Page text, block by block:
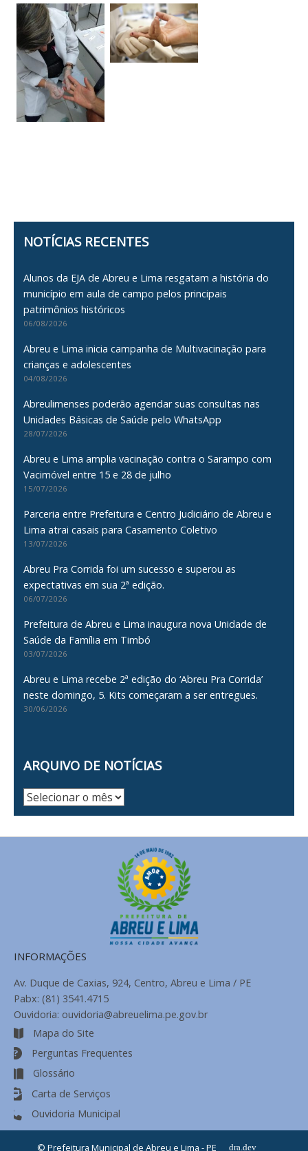
NOTÍCIAS RECENTES
Alunos da EJA de Abreu e Lima resgatam a história do
município em aula de campo pelos principais
patrimônios históricos
06/08/2026
Abreu e Lima inicia campanha de Multivacinação para
crianças e adolescentes
04/08/2026
Abreulimenses poderão agendar suas consultas nas
Unidades Básicas de Saúde pelo WhatsApp
28/07/2026
Abreu e Lima amplia vacinação contra o Sarampo com
Vacimóvel entre 15 e 28 de julho
15/07/2026
Parceria entre Prefeitura e Centro Judiciário de Abreu e
Lima atrai casais para Casamento Coletivo
13/07/2026
Abreu Pra Corrida foi um sucesso e superou as
expectativas em sua 2ª edição.
06/07/2026
Prefeitura de Abreu e Lima inaugura nova Unidade de
Saúde da Família em Timbó
03/07/2026
Abreu e Lima recebe 2ª edição do ‘Abreu Pra Corrida’
neste domingo, 5. Kits começaram a ser entregues.
30/06/2026
ARQUIVO DE NOTÍCIAS
Arquivo
INFORMAÇÕES
Av. Duque de Caxias, 924, Centro, Abreu e Lima / PE
Pabx: (81) 3541.4715
Ouvidoria: ouvidoria@abreuelima.pe.gov.br
Mapa do Site
Perguntas Frequentes
Glossário
Carta de Serviços
Ouvidoria Municipal
© Prefeitura Municipal de Abreu e Lima - PE dra.dev